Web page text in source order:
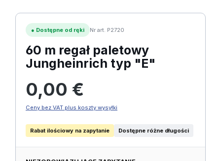
● Dostępne od ręki Nr art. P2720
60 m regał paletowy
Jungheinrich typ "E"
0,00 €
Ceny bez VAT plus koszty wysyłki
Rabat ilościowy na zapytanie Dostępne różne długości